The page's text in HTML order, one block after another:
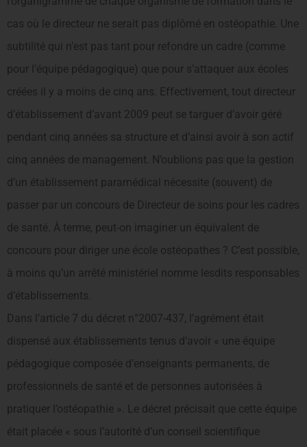
cas où le directeur ne serait pas diplômé en ostéopathie. Une
subtilité qui n’est pas tant pour refondre un cadre (comme
pour l’équipe pédagogique) que pour s’attaquer aux écoles
créées il y a moins de cinq ans. Effectivement, tout directeur
d’établissement d’avant 2009 peut se targuer d’avoir géré
pendant cinq années sa structure et d’ainsi avoir à son actif
cinq années de management. N’oublions pas que la gestion
d’un établissement paramédical nécessite (souvent) de
passer par un concours de Directeur de soins pour les cadres
de santé. À terme, peut-on imaginer un équivalent de
concours pour diriger une école ostéopathes ? C’est possible,
à moins qu’un arrêté ministériel nomme lesdits responsables
d’établissements.
Dans l’article 7 du décret n°2007-437, l’agrément était
dispensé aux établissements tenus d’avoir « une équipe
pédagogique composée d’enseignants permanents, de
professionnels de santé et de personnes autorisées à
pratiquer l’ostéopathie ». Le décret précisait que cette équipe
était placée « sous l’autorité d’un conseil scientifique